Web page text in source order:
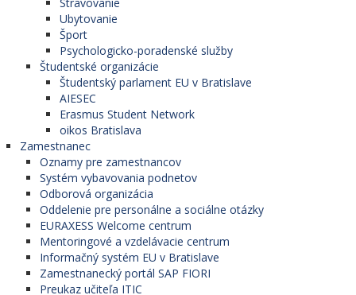
Ubytovanie
Šport
Psychologicko-poradenské služby
Študentské organizácie
Študentský parlament EU v Bratislave
AIESEC
Erasmus Student Network
oikos Bratislava
Zamestnanec
Oznamy pre zamestnancov
Systém vybavovania podnetov
Odborová organizácia
Oddelenie pre personálne a sociálne otázky
EURAXESS Welcome centrum
Mentoringové a vzdelávacie centrum
Informačný systém EU v Bratislave
Zamestnanecký portál SAP FIORI
Preukaz učiteľa ITIC